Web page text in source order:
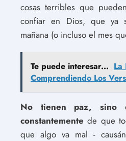
cosas terribles que
confiar en Dios, que ya
mañana (o incluso el mes
Te puede interesar... La
Comprendiendo Los
No tienen paz, sino
constantemente de que
que algo va mal -